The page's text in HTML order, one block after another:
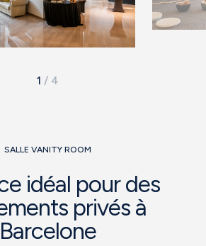
1 / 4
SALLE VANITY ROOM
idéal pour des
privés à
Barcelone